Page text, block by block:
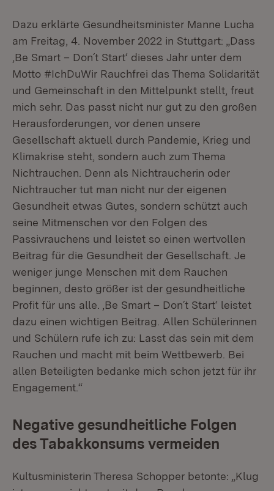
Dazu erklärte Gesundheitsminister Manne Lucha
am Freitag, 4. November 2022 in Stuttgart: „Dass
‚Be Smart – Don´t Start‘ dieses Jahr unter dem
Motto #IchDuWir Rauchfrei das Thema Solidarität
und Gemeinschaft in den Mittelpunkt stellt, freut
mich sehr. Das passt nicht nur gut zu den großen
Herausforderungen, vor denen unsere
Gesellschaft aktuell durch Pandemie, Krieg und
Klimakrise steht, sondern auch zum Thema
Nichtrauchen. Denn als Nichtraucherin oder
Nichtraucher tut man nicht nur der eigenen
Gesundheit etwas Gutes, sondern schützt auch
seine Mitmenschen vor den Folgen des
Passivrauchens und leistet so einen wertvollen
Beitrag für die Gesundheit der Gesellschaft. Je
weniger junge Menschen mit dem Rauchen
beginnen, desto größer ist der gesundheitliche
Profit für uns alle. ‚Be Smart – Don´t Start‘ leistet
dazu einen wichtigen Beitrag. Allen Schülerinnen
und Schülern rufe ich zu: Lasst das sein mit dem
Rauchen und macht mit beim Wettbewerb. Bei
allen Beteiligten bedanke mich schon jetzt für ihr
Engagement.“
Negative gesundheitliche Folgen
des Tabakkonsums vermeiden
Kultusministerin Theresa Schopper betonte: „Klug